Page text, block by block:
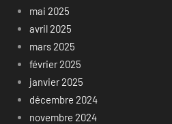
mai 2025
avril 2025
mars 2025
février 2025
janvier 2025
décembre 2024
novembre 2024